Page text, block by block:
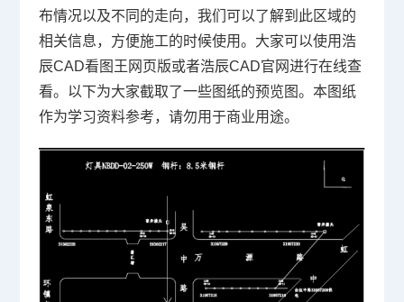
布情况以及不同的走向，我们可以了解到此区域的
相关信息，方便施工的时候使用。大家可以使用浩
辰CAD看图王网页版或者浩辰CAD官网进行在线查
看。以下为大家截取了一些图纸的预览图。本图纸
作为学习资料参考，请勿用于商业用途。